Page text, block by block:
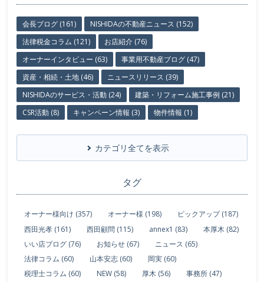
会長ブログ (161)
NISHIDAの不動産ニュース (152)
法律税金コラム (121)
お店紹介 (76)
オーナーインタビュー (63)
事業用不動産ブログ (47)
資産・相続・土地 (46)
ニュースリリース (39)
NISHIDAのサービス・活動 (24)
建築・リフォーム施工事例 (21)
CSR活動 (8)
キャンペーン情報 (3) 物件情報 (1)
カテゴリ全てを表示
タグ
オーナー様向け (357) オーナー様 (198)
ピックアップ (187)
西田光孝 (161)
西田顧問 (115) annex1 (83)
本厚木 (82)
いい店ブログ (76)
お知らせ (67)
ニュース (65)
法律コラム (60)
山本安志 (60)
岡実 (60)
税理士コラム (60)
NEW (58) 厚木 (56)
事務所 (47)